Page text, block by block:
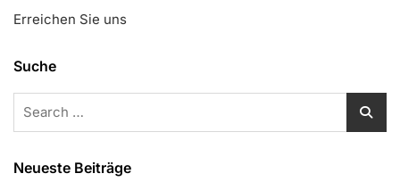
Erreichen Sie uns
Suche
Neueste Beiträge